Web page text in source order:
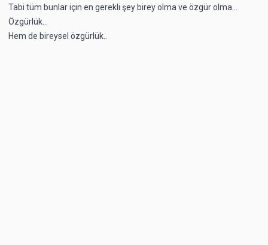
Tabi tüm bunlar için en gerekli şey birey olma ve özgür olma...
Özgürlük...
Hem de bireysel özgürlük..